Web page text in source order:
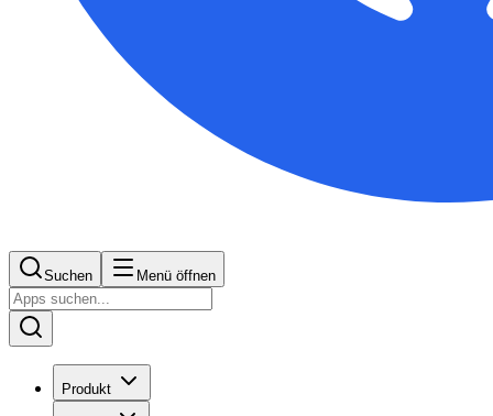
Suchen Menü öffnen
Produkt